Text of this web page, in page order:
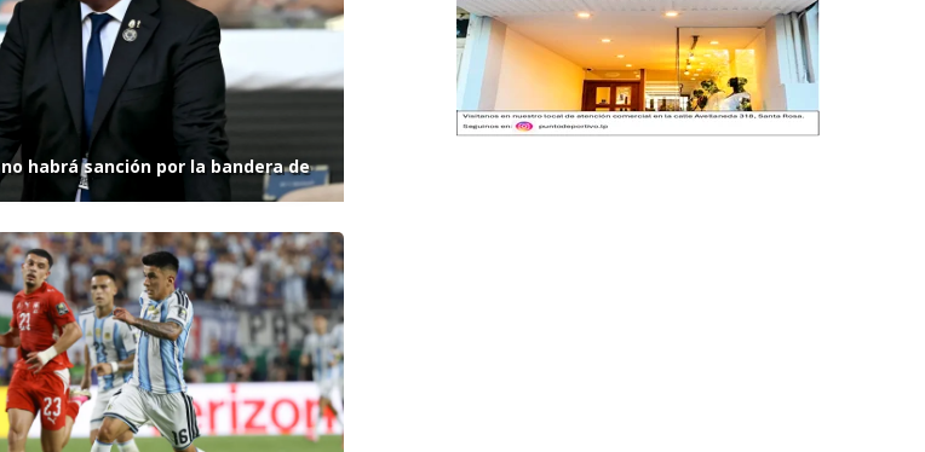
habrá sanción por la bandera de